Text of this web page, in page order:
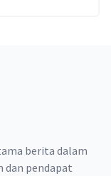
berita dalam
dan pendapat